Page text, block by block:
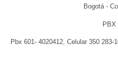
Bogotá -
PBX
Pbx 601- 4020412, Celular 350 283-